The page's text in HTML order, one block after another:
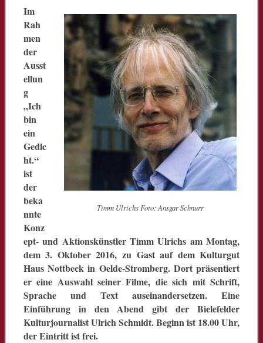
Timm Ulrichs Foto: Ansgar Schnurr
Im
Rah
men
der
Ausst
ellun
g
„Ich
bin
ein
Gedic
ht.“
ist
der
beka
nnte
Konz
ept- und Aktionskünstler Timm Ulrichs am Montag,
dem 3. Oktober 2016, zu Gast auf dem Kulturgut
Haus Nottbeck in Oelde-Stromberg. Dort präsentiert
er eine Auswahl seiner Filme, die sich mit Schrift,
Sprache und Text auseinandersetzen. Eine
Einführung in den Abend gibt der Bielefelder
Kulturjournalist Ulrich Schmidt. Beginn ist 18.00 Uhr,
der Eintritt ist frei.